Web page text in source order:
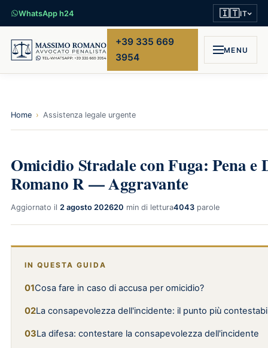
WhatsApp h24 🇮🇹IT
+39 335 669
3954
MENU
Home › Assistenza legale urgente
Omicidio Stradale con Fuga: Pena e
Romano R — Aggravante
Aggiornato il 2 agosto 202620 min di lettura4043 parole
IN QUESTA GUIDA
Cosa fare in caso di accusa per omicidio?
La consapevolezza dell'incidente: il punto più
La difesa: contestare la consapevolezza dell'incidente